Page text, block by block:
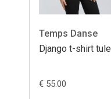
Temps Danse
Django t-shirt tule
€ 55.00